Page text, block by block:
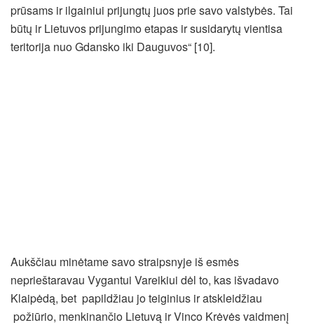
prūsams ir ilgainiui prijungtų juos prie savo valstybės. Tai
būtų ir Lietuvos prijungimo etapas ir susidarytų vientisa
teritorija nuo Gdansko iki Dauguvos“ [10].
Aukščiau minėtame savo straipsnyje iš esmės
neprieštaravau Vygantui Vareikiui dėl to, kas išvadavo
Klaipėdą, bet papildžiau jo teiginius ir atskleidžiau
požiūrio, menkinančio Lietuvą ir Vinco Krėvės vaidmenį